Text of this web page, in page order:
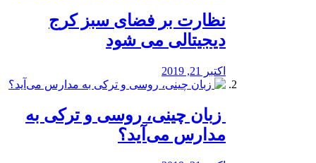
نظارت بر فضای سبز کرج
دیجیتالی می شود
اکتبر 21, 2019
️ زبان چینی، روسی و ترکی به
مدارس می‌آید؟